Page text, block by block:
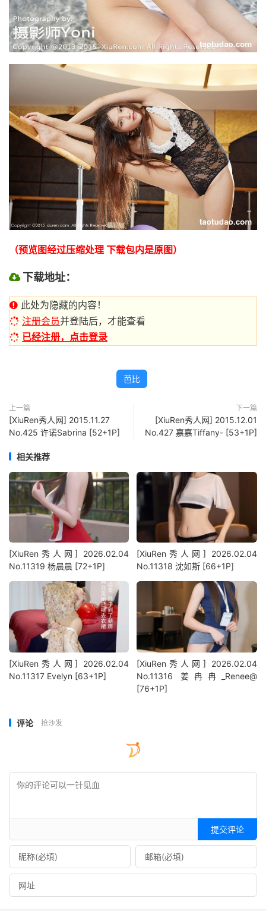
（预览图经过压缩处理 下载包内是原图）
下载地址：
此处为隐藏的内容！
注册会员并登陆后，才能查看
已经注册，点击登录
芭比
上一篇
[XiuRen秀人网] 2015.11.27
No.425 许诺Sabrina [52+1P]
下一篇
[XiuRen秀人网] 2015.12.01
No.427 嘉嘉Tiffany- [53+1P]
相关推荐
[XiuRen秀人网] 2026.02.04
No.11319 杨晨晨 [72+1P]
[XiuRen秀人网] 2026.02.04
No.11318 沈如斯 [66+1P]
[XiuRen秀人网] 2026.02.04
No.11317 Evelyn [63+1P]
[XiuRen秀人网] 2026.02.04
No.11316 姜冉冉_Renee@
[76+1P]
评论 抢沙发
提交评论